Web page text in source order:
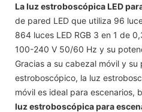
La luz estroboscópica LED
de pared LED que utiliza 96
864 luces LED RGB 3 en 1 de
100-240 V 50/60 Hz y su
Gracias a su cabezal móvil y
estroboscópico, la luz
móvil es ideal para escenarios,
luz estroboscópica para